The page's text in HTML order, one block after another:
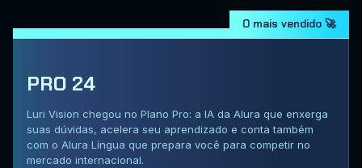
O mais vendido 🚀
PRO 24
Luri Vision chegou no Plano Pro: a IA da Alura que enxerga
suas dúvidas, acelera seu aprendizado e conta também
com o Alura Língua que prepara você para competir no
mercado internacional.